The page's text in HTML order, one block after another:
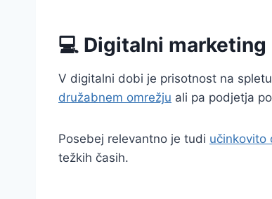
💻 Digitalni
V digitalni dobi je prisotnost na
družabnem omrežju ali pa podjetja
Posebej relevantno je tudi učinkovito
težkih časih.